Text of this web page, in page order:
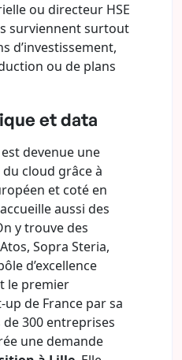
ou directeur HSE
surviennent surtout
d’investissement,
ou de plans
et data
devenue une
cloud grâce à
et coté en
aussi des
y trouve des
Sopra Steria,
d’excellence
le premier
de France par sa
300 entreprises
une demande